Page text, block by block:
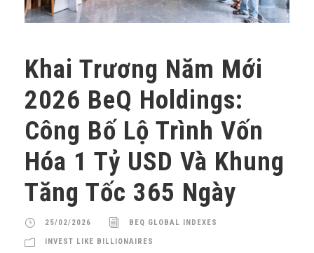
Khai Trương Năm Mới
2026 BeQ Holdings:
Công Bố Lộ Trình Vốn
Hóa 1 Tỷ USD Và Khung
Tăng Tốc 365 Ngày
25/02/2026 BEQ GLOBAL INDEXES
INVEST LIKE BILLIONAIRES